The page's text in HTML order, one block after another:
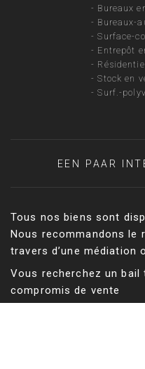
- Bureaux
- Bureaux-
-Surface-
- Entrepôt
-
-Stock en
-Surf.-
EEN PAAR
Tous nos biens sont
Nous recommandons le
travers d’une médiation
Vous recherchez un bail
compromis de vente